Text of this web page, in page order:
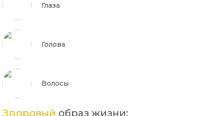
Глаза
Голова
Волосы
Здоровый образ жизни: